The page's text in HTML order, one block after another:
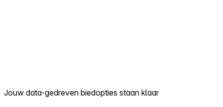
Jouw data-gedreven biedopties staan klaar